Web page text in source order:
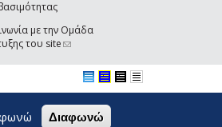
με την Ομάδα
του site(link sends e-mail)
Διαφωνώ